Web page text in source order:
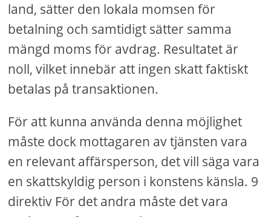
land, sätter den lokala momsen för
betalning och samtidigt sätter samma
mängd moms för avdrag. Resultatet är
noll, vilket innebär att ingen skatt faktiskt
betalas på transaktionen.
För att kunna använda denna möjlighet
måste dock mottagaren av tjänsten vara
en relevant affärsperson, det vill säga vara
en skattskyldig person i konstens känsla. 9
direktiv För det andra måste det vara